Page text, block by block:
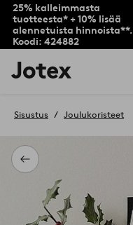
25% kalleimmasta
tuotteesta* + 10% lisää
alennetuista hinnoista**.
Koodi: 424882
Jotex-
logo
aloitussivulle
Takaisin
Sisustus Joulukoristeet